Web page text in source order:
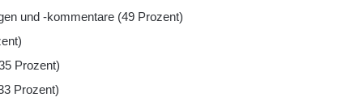
und -kommentare (49 Prozent)
Prozent)
Prozent)